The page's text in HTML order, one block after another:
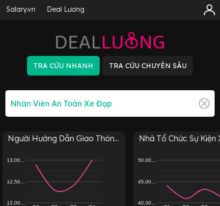
Salary.vn Deal Lương
Người Hướng Dẫn Giao Thôn...
12,00…
12,50…
13,00…
Nhà Tổ Chức Sự Kiện
40,00…
45,00…
50,00…